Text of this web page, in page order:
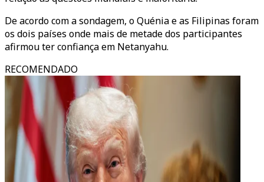
De acordo com a sondagem, o Quénia e as Filipinas foram
os dois países onde mais de metade dos participantes
afirmou ter confiança em Netanyahu.
RECOMENDADO